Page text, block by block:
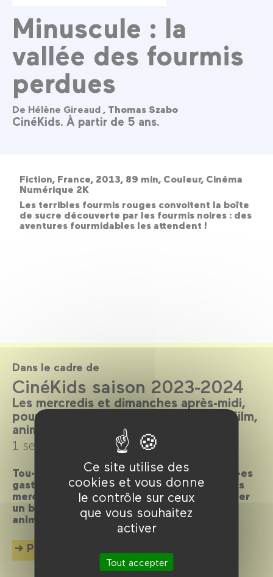
Ce site utilise des
cookies et vous donne
le contrôle sur ceux
que vous souhaitez
activer
Tout accepter
Minuscule : la
vallée des fourmis
perdues
De Hélène Gireaud , Thomas Szabo
CinéKids. À partir de 5 ans.
Fiction, France, 2013, 89 min, Couleur, Cinéma
Numérique 2K
Les terribles fourmis rouges convoitent la boîte
de sucre découverte par les fourmis noires : des
aventures fourmidables les attendent !
Dans le cadre de
CinéKids saison 2023-2024
Les mercredis et dimanches après-midi,
pour les enfants de 18 mois à 8 ans. Film,
animation, goûter.
1 septembre 2023 →
7 juillet 2024
Tou·tes les petit·es cinéphiles et apprenti·es
gastronomes de 2 à 8 ans sont invité·es, les
mercredis et les dimanches, à venir déguster
un bon film, suivi d’un débat ou d’une
animation, et d’un goûter !
Plus d'info